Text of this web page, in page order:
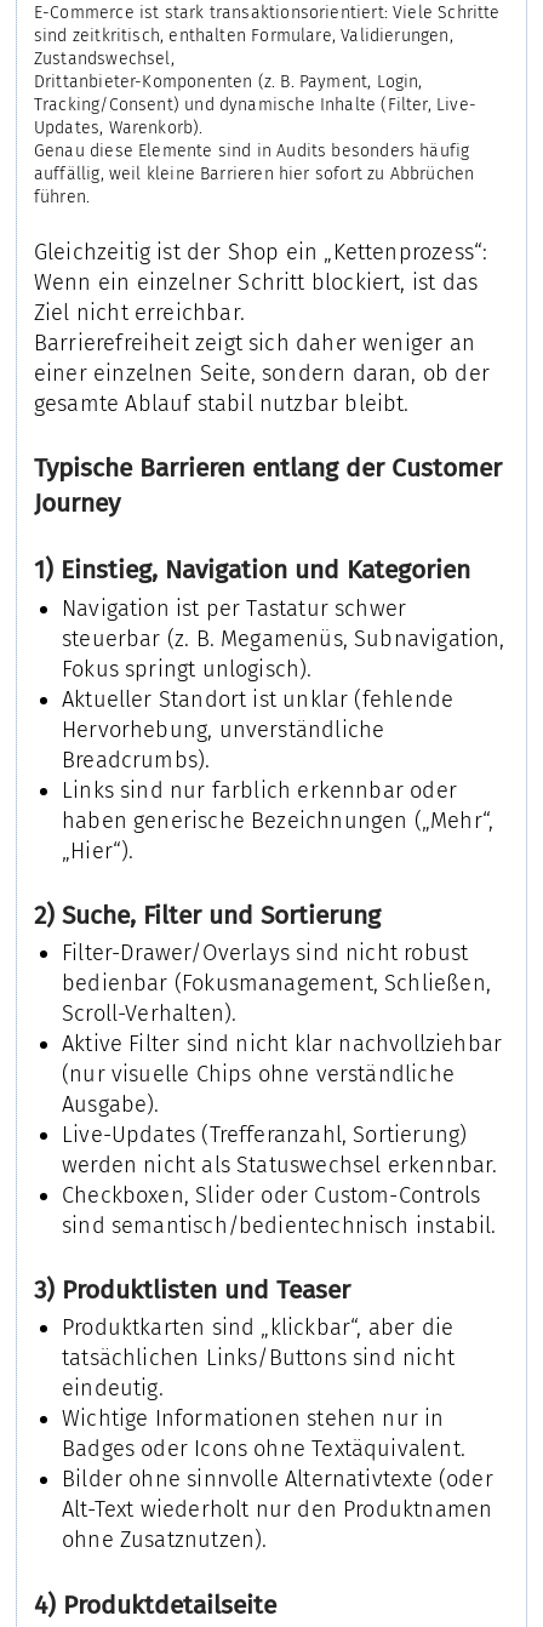
E-Commerce ist stark transaktionsorientiert: Viele Schritte
sind zeitkritisch, enthalten Formulare, Validierungen,
Zustandswechsel,
Drittanbieter-Komponenten (z. B. Payment, Login,
Tracking/Consent) und dynamische Inhalte (Filter, Live-
Updates, Warenkorb).
Genau diese Elemente sind in Audits besonders häufig
auffällig, weil kleine Barrieren hier sofort zu Abbrüchen
führen.
Gleichzeitig ist der Shop ein „Kettenprozess“:
Wenn ein einzelner Schritt blockiert, ist das
Ziel nicht erreichbar.
Barrierefreiheit zeigt sich daher weniger an
einer einzelnen Seite, sondern daran, ob der
gesamte Ablauf stabil nutzbar bleibt.
Typische Barrieren entlang der Customer
Journey
1) Einstieg, Navigation und Kategorien
Navigation ist per Tastatur schwer
steuerbar (z. B. Megamenüs, Subnavigation,
Fokus springt unlogisch).
Aktueller Standort ist unklar (fehlende
Hervorhebung, unverständliche
Breadcrumbs).
Links sind nur farblich erkennbar oder
haben generische Bezeichnungen („Mehr“,
„Hier“).
2) Suche, Filter und Sortierung
Filter-Drawer/Overlays sind nicht robust
bedienbar (Fokusmanagement, Schließen,
Scroll-Verhalten).
Aktive Filter sind nicht klar nachvollziehbar
(nur visuelle Chips ohne verständliche
Ausgabe).
Live-Updates (Trefferanzahl, Sortierung)
werden nicht als Statuswechsel erkennbar.
Checkboxen, Slider oder Custom-Controls
sind semantisch/bedientechnisch instabil.
3) Produktlisten und Teaser
Produktkarten sind „klickbar“, aber die
tatsächlichen Links/Buttons sind nicht
eindeutig.
Wichtige Informationen stehen nur in
Badges oder Icons ohne Textäquivalent.
Bilder ohne sinnvolle Alternativtexte (oder
Alt-Text wiederholt nur den Produktnamen
ohne Zusatznutzen).
4) Produktdetailseite